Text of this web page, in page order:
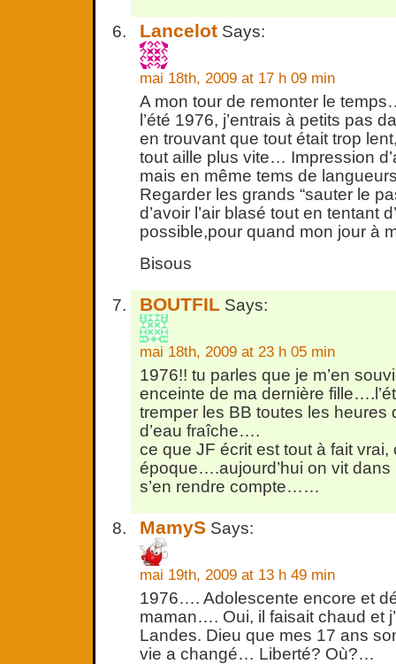
Lancelot Says:
mai 18th, 2009 at 17 h 09 min
A mon tour de remonter le
l’été 1976, j’entrais à petits pas
en trouvant que tout était trop
tout aille plus vite… Impression
mais en même tems de
Regarder les grands “sauter le
d’avoir l’air blasé tout en tentant
possible,pour quand mon jour à
Bisous
BOUTFIL Says:
mai 18th, 2009 at 23 h 05 min
1976!! tu parles que je m’en
enceinte de ma dernière
tremper les BB toutes les heures
d’eau fraîche….
ce que JF écrit est tout à fait vrai,
époque….aujourd’hui on vit
s’en rendre compte……
MamyS Says:
mai 19th, 2009 at 13 h 49 min
1976…. Adolescente encore et
maman…. Oui, il faisait chaud et
Landes. Dieu que mes 17 ans
vie a changé… Liberté? Où?…